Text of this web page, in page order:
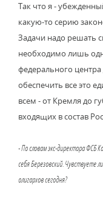
Так что я -
какую-то серию
Задачи надо решать
необходимо лишь
федерального
обеспечить все это
всем - от Кремля до
входящих в состав
- По словам экс-директора ФСБ
себя Березовский. Чувствуете
олигархов сегодня?